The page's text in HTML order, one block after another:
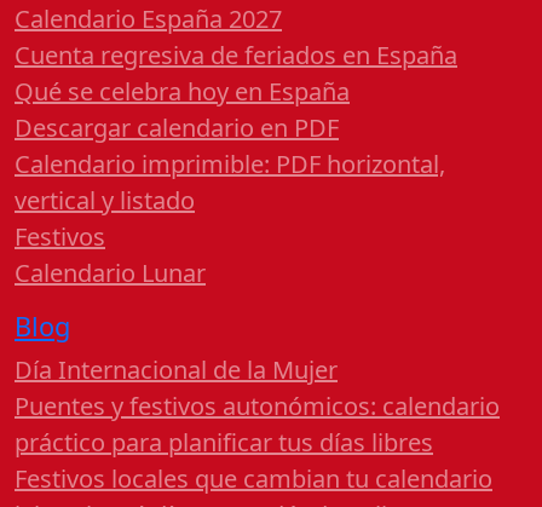
Calendario España 2027
Cuenta regresiva de feriados en España
Qué se celebra hoy en España
Descargar calendario en PDF
Calendario imprimible: PDF horizontal,
vertical y listado
Festivos
Calendario Lunar
Blog
Día Internacional de la Mujer
Puentes y festivos autonómicos: calendario
práctico para planificar tus días libres
Festivos locales que cambian tu calendario